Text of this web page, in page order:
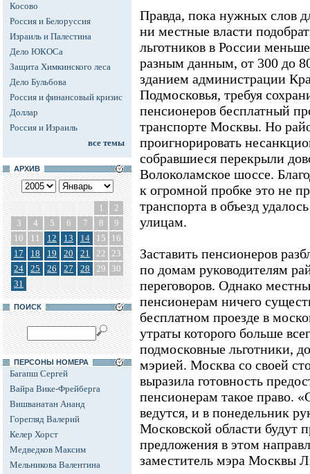
Косово
Россия и Белоруссия
Израиль и Палестина
Дело ЮКОСа
Защита Химкинского леса
Дело Бульбова
Россия и финансовый кризис
Доллар
Россия и Израиль
все темы
АРХИВ
1
2
3
4 5 6 7 8
9
10
11 12 13 14 15
16
17
18 19 20 21 22 23
24
25 26 27 28 29
30
31
ПОИСК
ПЕРСОНЫ НОМЕРА
Багапш Сергей
Вайра Вике-Фрейберга
Вишванатан Ананд
Горегляд Валерий
Келер Хорст
Медведков Максим
Мельникова Валентина
Правда, пока нужных слов
ни местные власти
льготников в России
разным данным, от 300 до
зданием администрации
Подмосковья, требуя
пенсионеров бесплатный
транспорте Москвы. Но
проигнорировать
собравшиеся перекрыли
Волоколамское шоссе.
к огромной пробке это не
транспорта в объезд
улицам.
Заставить пенсионеров
по домам руководителям
переговоров. Однако
пенсионерам ничего
бесплатном проезде в
утраты которого больше
подмосковные льготники,
мэрией. Москва со своей
выразила готовность
пенсионерам такое право.
ведутся, и в понедельник
Московской области будут
предложения в этом
заместитель мэра Москвы